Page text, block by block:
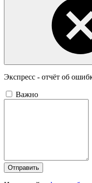
Экспресс - отчёт об
Важно
Отправить